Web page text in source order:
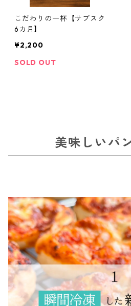
こだわりの一杯【サブスク
6カ月】
¥2,200
SOLD OUT
美味しいパ